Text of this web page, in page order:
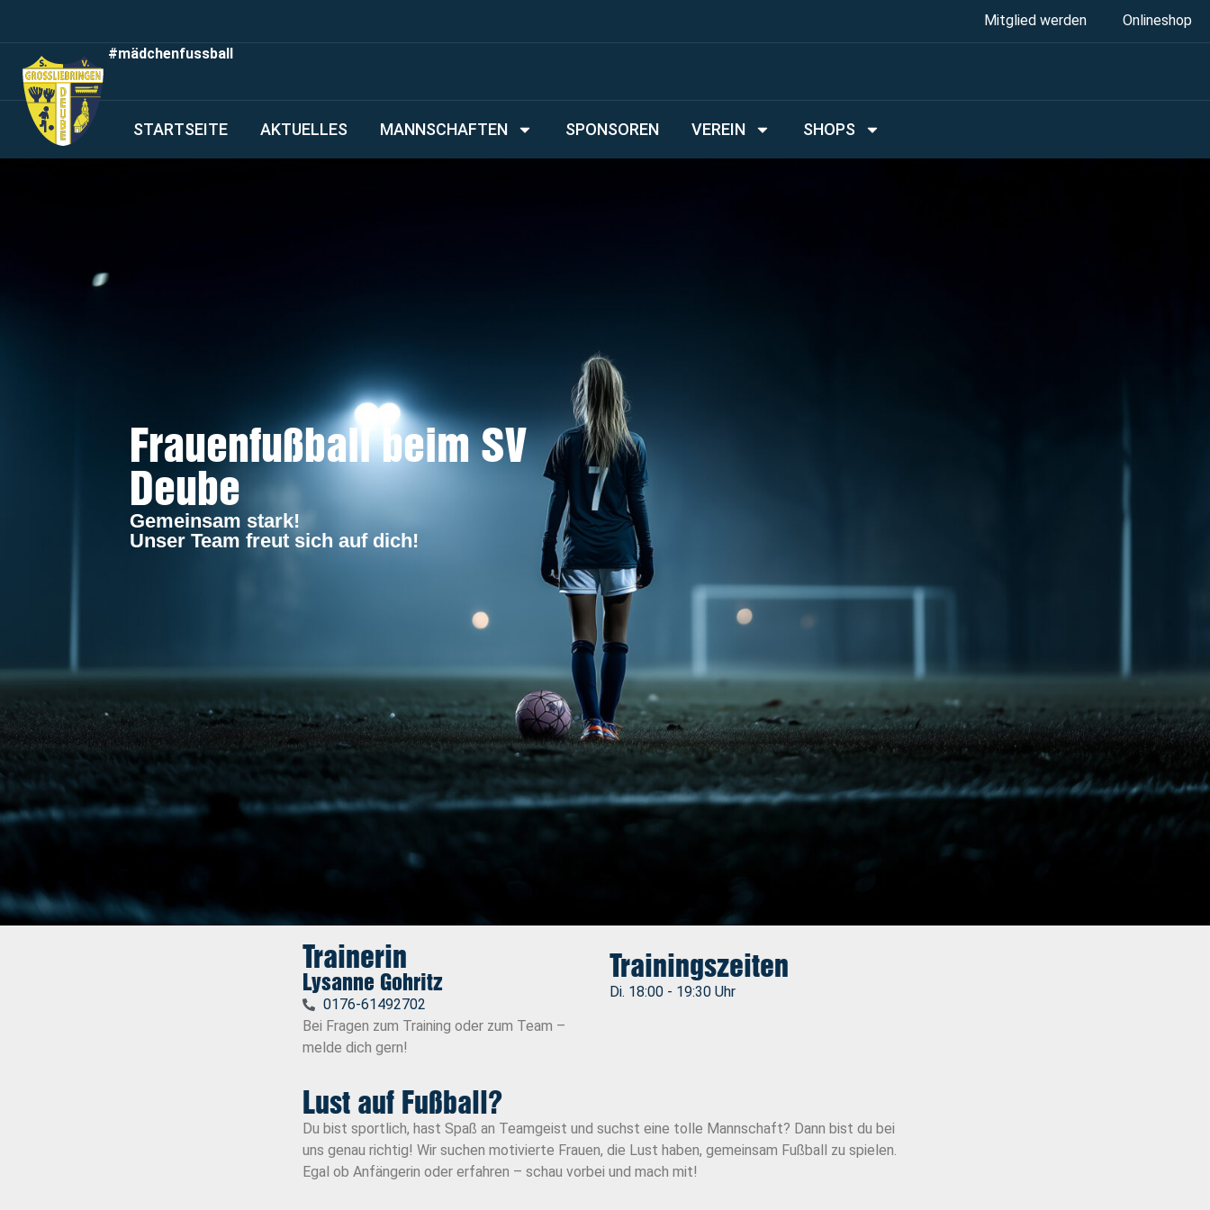
Mitglied werden
Onlineshop
#mädchenfussball
STARTSEITE AKTUELLES MANNSCHAFTEN SPONSOREN VEREIN SHOPS
Frauenfußball beim SV
Deube
Gemeinsam stark!
Unser Team freut sich auf dich!
Trainerin
Lysanne Gohritz
0176-61492702
Bei Fragen zum Training oder zum Team –
melde dich gern!
Trainingszeiten
Di. 18:00 - 19:30 Uhr
Lust auf Fußball?
Du bist sportlich, hast Spaß an Teamgeist und suchst eine tolle Mannschaft? Dann bist du bei
uns genau richtig! Wir suchen motivierte Frauen, die Lust haben, gemeinsam Fußball zu spielen.
Egal ob Anfängerin oder erfahren – schau vorbei und mach mit!